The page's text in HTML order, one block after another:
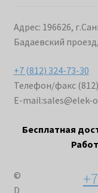
Адрес: 196626,
Бадаевский
+7 (812) 324-73-30
Телефон/факс
E-mail:sales@elek-
Бесплатная
©
D